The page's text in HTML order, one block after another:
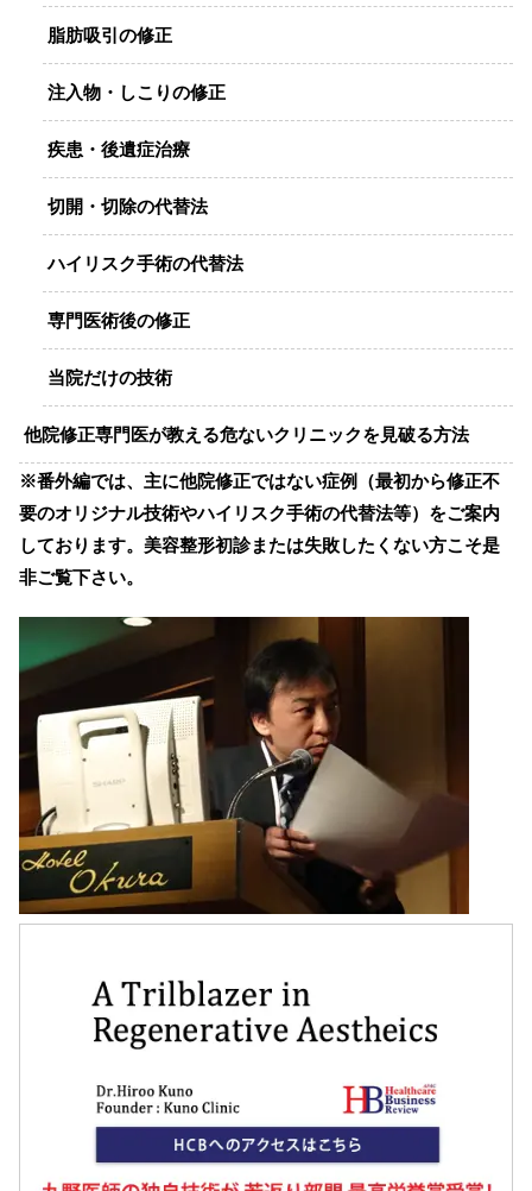
脂肪吸引の修正
注入物・しこりの修正
疾患・後遺症治療
切開・切除の代替法
ハイリスク手術の代替法
専門医術後の修正
当院だけの技術
他院修正専門医が教える危ないクリニックを見破る方法
※番外編では、主に他院修正ではない症例（最初から修正不
要のオリジナル技術やハイリスク手術の代替法等）をご案内
しております。美容整形初診または失敗したくない方こそ是
非ご覧下さい。